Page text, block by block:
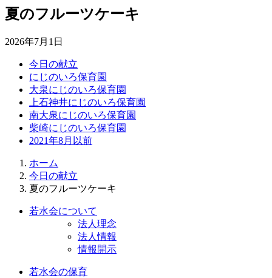
夏のフルーツケーキ
2026年7月1日
今日の献立
にじのいろ保育園
大泉にじのいろ保育園
上石神井にじのいろ保育園
南大泉にじのいろ保育園
柴崎にじのいろ保育園
2021年8月以前
ホーム
今日の献立
夏のフルーツケーキ
若水会について
法人理念
法人情報
情報開示
若水会の保育